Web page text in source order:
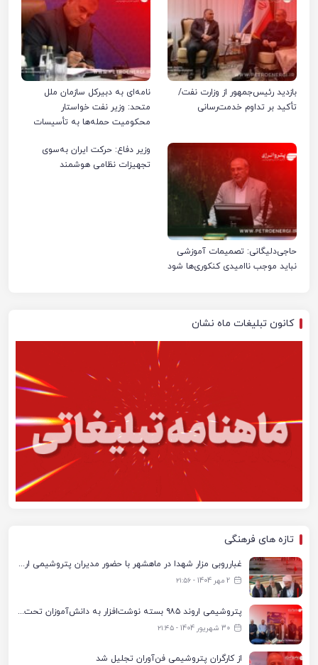
بازدید رئیس‌جمهور از وزارت نفت/
تأکید بر تداوم خدمت‌رسانی
نامه‌ای به دبیرکل سازمان ملل
متحد: وزیر نفت خواستار
محکومیت حمله‌ها به تأسیسات
حاجی‌دلیگانی: تصمیمات آموزشی
نباید موجب ناامیدی کنکوری‌ها شود
وزیر دفاع: حرکت ایران به‌سوی
تجهیزات نظامی هوشمند
کانون تبلیغات ماه نشان
تازه های فرهنگی
غبارروبی مزار شهدا در ماهشهر با حضور مدیران پتروشیمی اروند و مسئولان شهری
2 مهر 1404 - ۲۱:۵۶
پتروشیمی اروند ۹۸۵ بسته نوشت‌افزار به دانش‌آموزان تحت پوشش کمیته امداد بندرماهشهر اهدا کرد
30 شهریور 1404 - ۲۱:۴۵
از کارگران پتروشیمی فن‌آوران تجلیل شد